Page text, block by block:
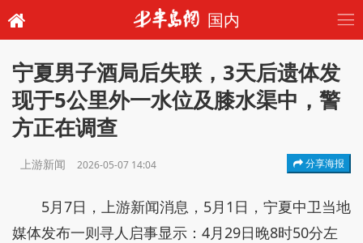
国内
宁夏男子酒局后失联，3天后遗体发
现于5公里外一水位及膝水渠中，警
方正在调查
上游新闻 2026-05-07 14:04 分享海报
5月7日，上游新闻消息，5月1日，宁夏中卫当地
媒体发布一则寻人启事显示：4月29日晚8时50分左